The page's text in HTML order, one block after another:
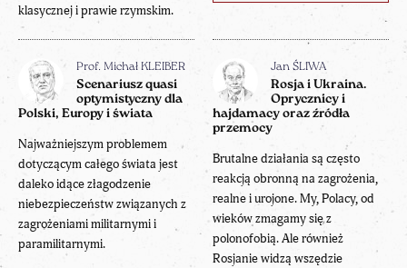
klasycznej i prawie rzymskim.
Prof. Michał KLEIBER
Scenariusz quasi
optymistyczny dla
Polski, Europy i świata
Najważniejszym problemem
dotyczącym całego świata jest
daleko idące złagodzenie
niebezpieczeństw związanych z
zagrożeniami militarnymi i
paramilitarnymi.
Jan ŚLIWA
Rosja i Ukraina.
Oprycznicy i
hajdamacy oraz źródła
przemocy
Brutalne działania są często
reakcją obronną na zagrożenia,
realne i urojone. My, Polacy, od
wieków zmagamy się z
polonofobią. Ale również
Rosjanie widzą wszędzie